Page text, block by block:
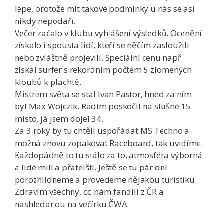
lépe, protože mít takové podmínky u nás se asi
nikdy nepodaří.
Večer začalo v klubu vyhlášení výsledků. Ocenění
získalo i spousta lidí, kteří se něčím zasloužili
nebo zvláštně projevili. Speciální cenu např.
získal surfer s rekordním počtem 5 zlomených
kloubů k plachtě.
Mistrem světa se stal Ivan Pastor, hned za ním
byl Max Wojczik. Radim poskočil na slušné 15.
místo, já jsem dojel 34.
Za 3 roky by tu chtěli uspořádat MS Techno a
možná znovu zopakovat Raceboard, tak uvidíme.
Každopádně to tu stálo za to, atmosféra výborná
a lidé milí a přátelští. Ještě se tu pár dní
porozhlídneme a provedeme nějakou turistiku.
Zdravím všechny, co nám fandili z ČR a
nashledanou na večírku ČWA.